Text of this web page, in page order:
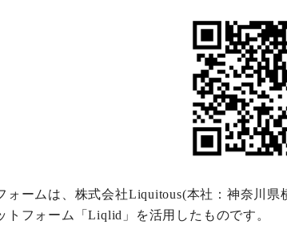
ォームは、株式会社Liquitous(本社：神奈川
トフォーム「Liqlid」を活用したものです。